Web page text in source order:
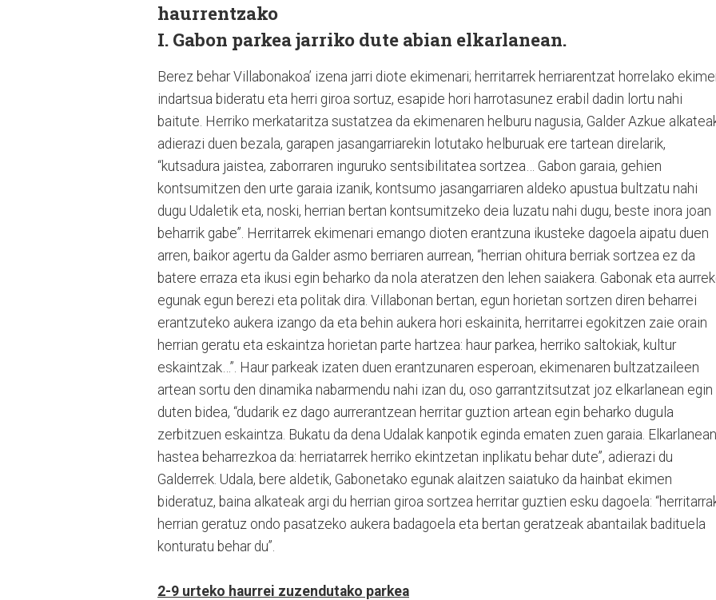
haurrentzako
I. Gabon parkea jarriko dute abian elkarlanean.
Berez behar Villabonakoa’ izena jarri diote ekimenari; herritarrek herriarentzat horrelako
indartsua bideratu eta herri giroa sortuz, esapide hori harrotasunez erabil dadin lortu nahi
baitute. Herriko merkataritza sustatzea da ekimenaren helburu nagusia, Galder Azkue
adierazi duen bezala, garapen jasangarriarekin lotutako helburuak ere tartean direlarik,
“kutsadura jaistea, zaborraren inguruko sentsibilitatea sortzea… Gabon garaia, gehien
kontsumitzen den urte garaia izanik, kontsumo jasangarriaren aldeko apustua bultzatu nahi
dugu Udaletik eta, noski, herrian bertan kontsumitzeko deia luzatu nahi dugu, beste inora joan
beharrik gabe”. Herritarrek ekimenari emango dioten erantzuna ikusteke dagoela aipatu duen
arren, baikor agertu da Galder asmo berriaren aurrean, “herrian ohitura berriak sortzea ez da
batere erraza eta ikusi egin beharko da nola ateratzen den lehen saiakera. Gabonak eta
egunak egun berezi eta politak dira. Villabonan bertan, egun horietan sortzen diren beharrei
erantzuteko aukera izango da eta behin aukera hori eskainita, herritarrei egokitzen zaie orain
herrian geratu eta eskaintza horietan parte hartzea: haur parkea, herriko saltokiak, kultur
eskaintzak…”. Haur parkeak izaten duen erantzunaren esperoan, ekimenaren bultzatzaileen
artean sortu den dinamika nabarmendu nahi izan du, oso garrantzitsutzat joz elkarlanean egin
duten bidea, “dudarik ez dago aurrerantzean herritar guztion artean egin beharko dugula
zerbitzuen eskaintza. Bukatu da dena Udalak kanpotik eginda ematen zuen garaia. Elkarlanean
hastea beharrezkoa da: herriatarrek herriko ekintzetan inplikatu behar dute”, adierazi du
Galderrek. Udala, bere aldetik, Gabonetako egunak alaitzen saiatuko da hainbat ekimen
bideratuz, baina alkateak argi du herrian giroa sortzea herritar guztien esku dagoela:
herrian geratuz ondo pasatzeko aukera badagoela eta bertan geratzeak abantailak badituela
konturatu behar du”.
2-9 urteko haurrei zuzendutako parkea